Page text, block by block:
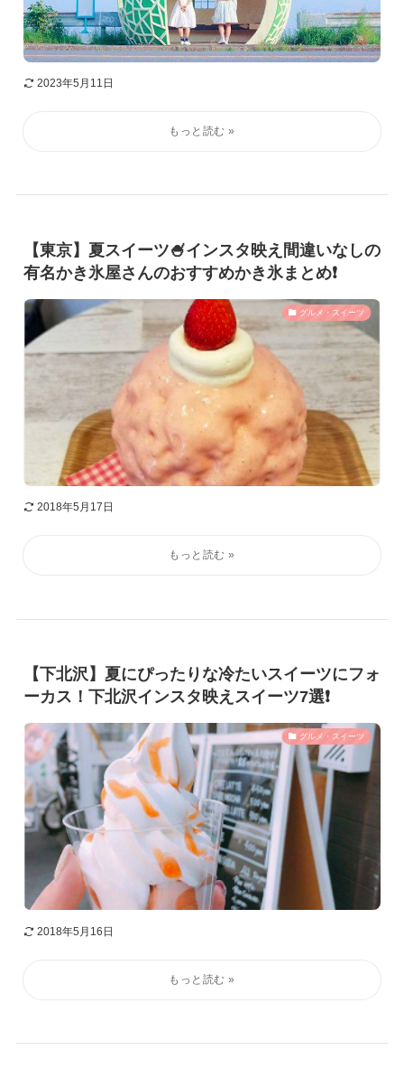
2023年5月11日
【東京】夏スイーツ🍧インスタ映え間違いなしの
有名かき氷屋さんのおすすめかき氷まとめ❗️
グルメ・スイーツ
2018年5月17日
【下北沢】夏にぴったりな冷たいスイーツにフォ
ーカス！下北沢インスタ映えスイーツ7選❗️
グルメ・スイーツ
2018年5月16日